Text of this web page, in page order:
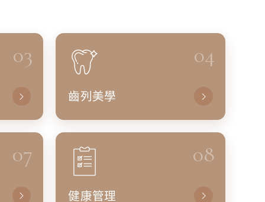
03 04
齒列美學
07 08
健康管理